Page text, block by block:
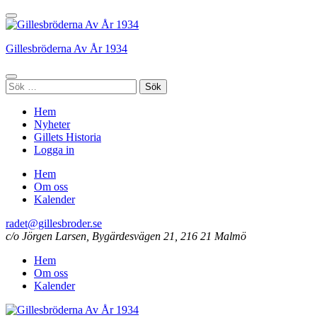
Hoppa
till
(tryck
Gillesbröderna Av År 1934
Sök
efter:
Hem
Nyheter
Gillets Historia
Logga in
Hem
Om oss
Kalender
radet@gillesbroder.se
c/o Jörgen Larsen, Bygärdesvägen 21, 216 21 Malmö
Hem
Om oss
Kalender